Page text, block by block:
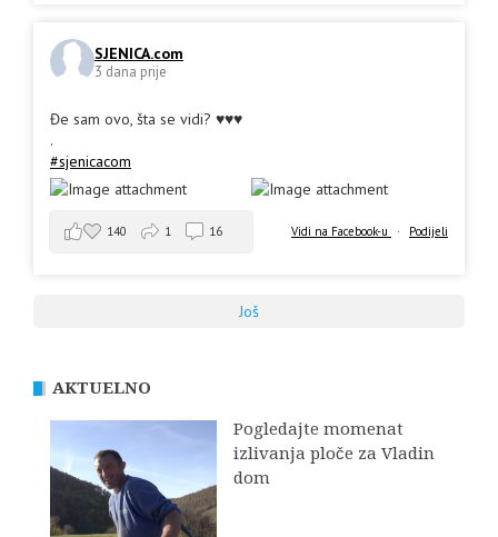
SJENICA.com
3 dana prije
Đe sam ovo, šta se vidi? ♥️♥️♥️
.
#sjenicacom
Vidi na Facebook-u · Podijeli
140 1 16
Još
AKTUELNO
Pogledajte momenat
izlivanja ploče za Vladin
dom